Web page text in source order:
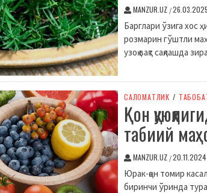
MANZUR.UZ /26.03.2025
Барглари ўзига хос
розмарин гўштли
узоқ вақт сақлашда
CАЛОМАТЛИК /
Қон
табиий
MANZUR.UZ /20.11.2024
Юрак-қон томир
биринчи ўринда